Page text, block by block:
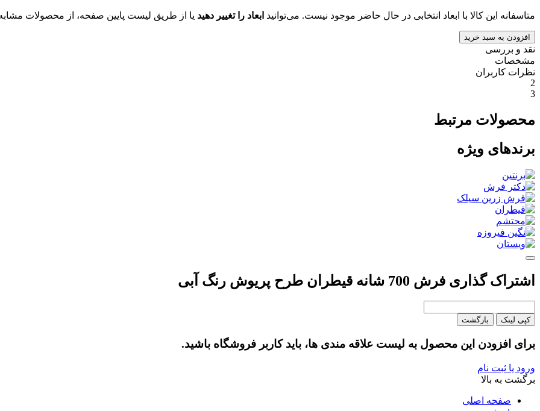
متاسفانه این کالا با ابعاد انتخابی در حال حاضر موجود نیست. می‌توانید ابعاد را تغییر دهید یا از طریق لیست پایین صفحه، از محصولات مشابه
افزودن به سبد خرید
نقد و بررسی
مشخصات
نظرات کاربران
2
3
محصولات مرتبط
برندهای ویژه
اشتراک گذاری فرش 700 شانه قیطران طرح پریوش رنگ آبی
کپی لینک بازگشت
برای افزودن این محصول به لیست علاقه مندی ها، باید کاربر فروشگاه باشید.
ورود یا ثبت نام
برگشت به بالا
صفحه اصلی